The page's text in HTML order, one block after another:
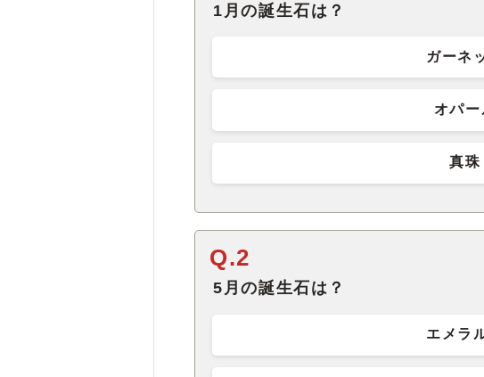
1月の誕生石は？
ガーネ
オパー
真珠
Q.2
5月の誕生石は？
エメラ